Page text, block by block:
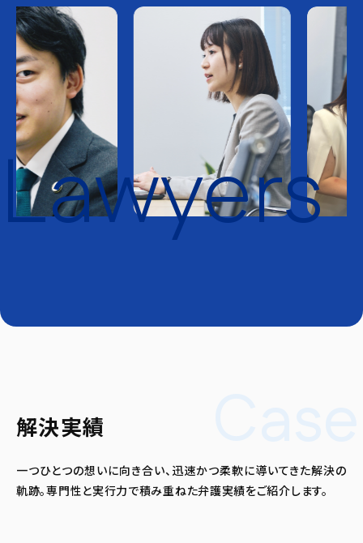
Lawyers
解決実績
一つひとつの想いに向き合い、迅速かつ柔軟に導いてきた解決の
軌跡。専門性と実行力で積み重ねた弁護実績をご紹介します。